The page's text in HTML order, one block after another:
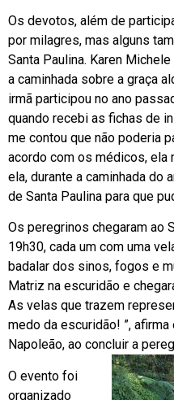
Os devotos, além de
por milagres, mas alguns
Santa Paulina. Karen
a caminhada sobre a graça
irmã participou no ano
quando recebi as fichas de
me contou que não poderia
acordo com os médicos, ela
ela, durante a caminhada do
de Santa Paulina para que
Os peregrinos chegaram ao
19h30, cada um com uma
badalar dos sinos, fogos e
Matriz na escuridão e
As velas que trazem
medo da escuridão! ”,
Napoleão, ao concluir a
O evento foi
organizado